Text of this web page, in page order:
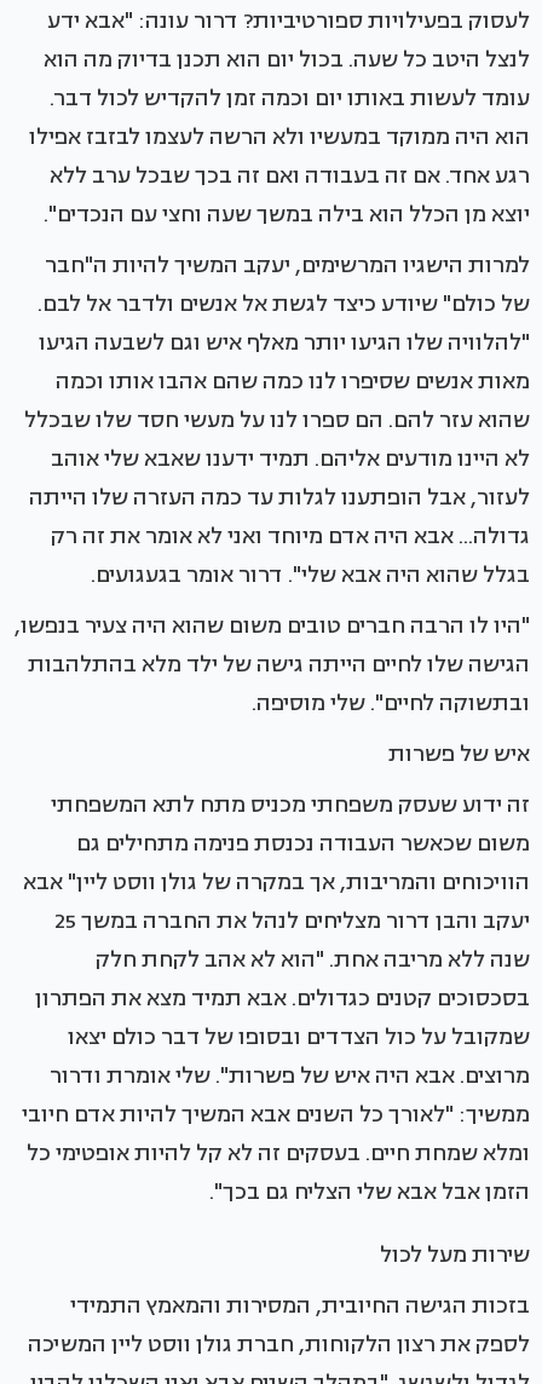
לעסוק בפעילויות ספורטיביות? דרור עונה: "אבא ידע
לנצל היטב כל שעה. בכול יום הוא תכנן בדיוק מה הוא
עומד לעשות באותו יום וכמה זמן להקדיש לכול דבר.
הוא היה ממוקד במעשיו ולא הרשה לעצמו לבזבז אפילו
רגע אחד. אם זה בעבודה ואם זה בכך שבכל ערב ללא
יוצא מן הכלל הוא בילה במשך שעה וחצי עם הנכדים".
למרות הישגיו המרשימים, יעקב המשיך להיות ה"חבר
של כולם" שיודע כיצד לגשת אל אנשים ולדבר אל לבם.
"להלוויה שלו הגיעו יותר מאלף איש וגם לשבעה הגיעו
מאות אנשים שסיפרו לנו כמה שהם אהבו אותו וכמה
שהוא עזר להם. הם ספרו לנו על מעשי חסד שלו שבכלל
לא היינו מודעים אליהם. תמיד ידענו שאבא שלי אוהב
לעזור, אבל הופתענו לגלות עד כמה העזרה שלו הייתה
גדולה... אבא היה אדם מיוחד ואני לא אומר את זה רק
בגלל שהוא היה אבא שלי". דרור אומר בגעגועים.
"היו לו הרבה חברים טובים משום שהוא היה צעיר בנפשו,
הגישה שלו לחיים הייתה גישה של ילד מלא בהתלהבות
ובתשוקה לחיים". שלי מוסיפה.
איש של פשרות
זה ידוע שעסק משפחתי מכניס מתח לתא המשפחתי
משום שכאשר העבודה נכנסת פנימה מתחילים גם
הוויכוחים והמריבות, אך במקרה של גולן ווסט ליין" אבא
יעקב והבן דרור מצליחים לנהל את החברה במשך 25
שנה ללא מריבה אחת. "הוא לא אהב לקחת חלק
בסכסוכים קטנים כגדולים. אבא תמיד מצא את הפתרון
שמקובל על כול הצדדים ובסופו של דבר כולם יצאו
מרוצים. אבא היה איש של פשרות". שלי אומרת ודרור
ממשיך: "לאורך כל השנים אבא המשיך להיות אדם חיובי
ומלא שמחת חיים. בעסקים זה לא קל להיות אופטימי כל
הזמן אבל אבא שלי הצליח גם בכך".
שירות מעל לכול
בזכות הגישה החיובית, המסירות והמאמץ התמידי
לספק את רצון הלקוחות, חברת גולן ווסט ליין המשיכה